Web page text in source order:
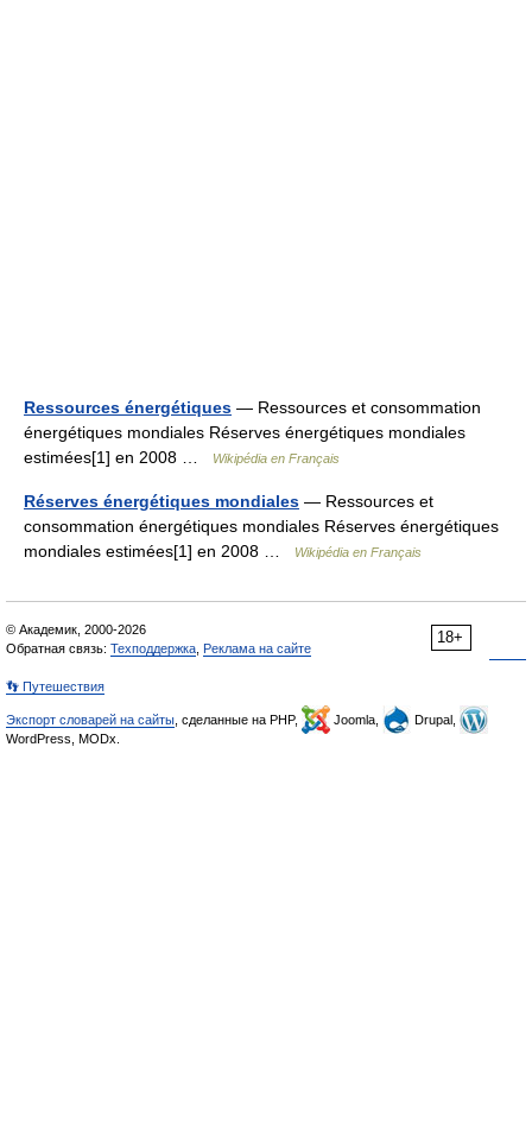
Ressources énergétiques — Ressources et consommation
énergétiques mondiales Réserves énergétiques mondiales
estimées[1] en 2008 …
Wikipédia en Français
Réserves énergétiques mondiales — Ressources et
consommation énergétiques mondiales Réserves énergétiques
mondiales estimées[1] en 2008 …
Wikipédia en Français
18+
© Академик, 2000-2026
Обратная связь: Техподдержка Реклама на сайте
👣 Путешествия
Экспорт словарей на сайты , сделанные на PHP, Joomla,
Drupal,
WordPress, MODx.